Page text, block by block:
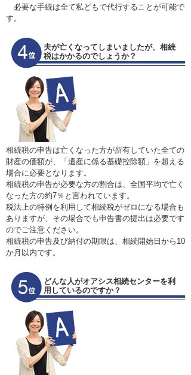
必要な手続は全て私どもで代行することが可能で
す。
夫が亡くなってしまいましたが、相続
税はかかるのでしょうか？
相続税の申告は亡くなった方が所有していた全ての
財産の価額が、「遺産に係る基礎控除額」を超える
場合に必要となります。
相続税の申告が必要な方の割合は、全国平均で亡く
なった方の約7％と言われています。
税法上の特例を利用して相続税がゼロになる場合も
ありますが、その場合でも申告書の提出は必要です
のでご注意ください。
相続税の申告及び納付の期限は、相続開始日から10
か月以内です。
どんな人がオアシス相続センターを利
用しているのですか？